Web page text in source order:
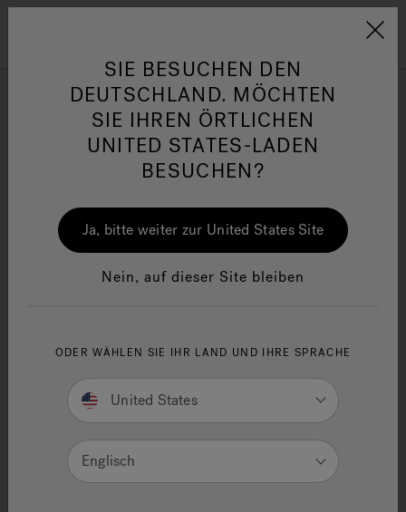
Jacuzzi&reg; EMEA
J-Shiatsu Badewannen
SIE BESUCHEN DEN
DEUTSCHLAND. MÖCHTEN
SIE IHREN ÖRTLICHEN
UNITED STATES-LADEN
BESUCHEN?
Ja, bitte weiter zur United States Site
Nein, auf dieser Site bleiben
ODER WÄHLEN SIE IHR LAND UND IHRE SPRACHE
United States
Englisch